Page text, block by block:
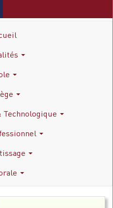
Technologique